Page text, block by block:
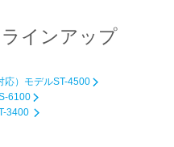
インアップ
応）モデルST-4500
6100
3400